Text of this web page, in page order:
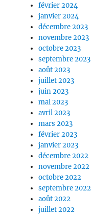
février 2024
janvier 2024
décembre 2023
novembre 2023
octobre 2023
septembre 2023
août 2023
juillet 2023
juin 2023
mai 2023
avril 2023
mars 2023
février 2023
janvier 2023
décembre 2022
novembre 2022
octobre 2022
septembre 2022
août 2022
juillet 2022